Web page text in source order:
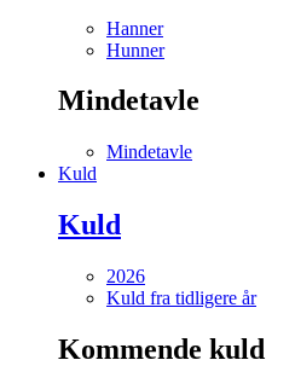
Hanner
Hunner
Mindetavle
Mindetavle
Kuld
Kuld
2026
Kuld fra tidligere år
Kommende kuld